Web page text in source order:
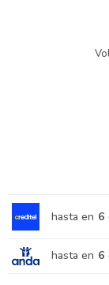
hasta en 6
hasta en 6